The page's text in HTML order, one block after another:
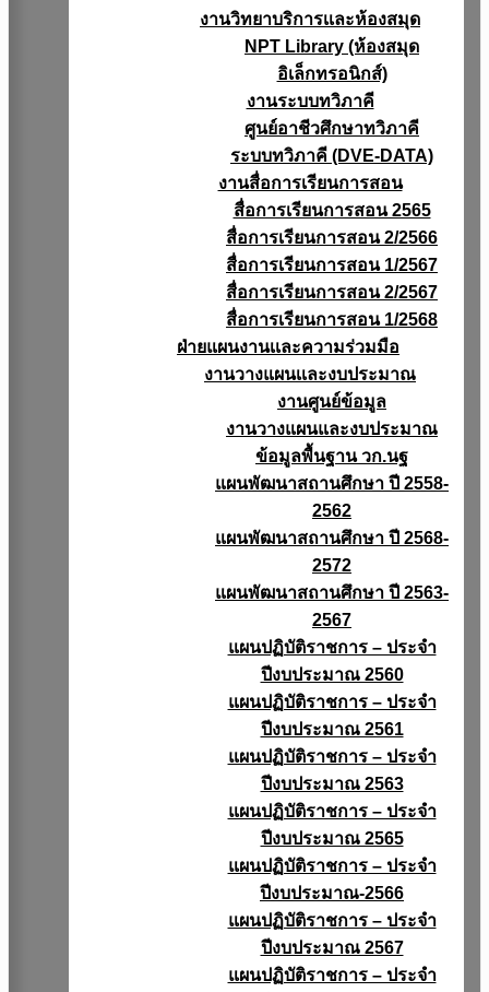
งานวิทยาบริการเเละห้องสมุด
NPT Library (ห้องสมุด
อิเล็กทรอนิกส์)
งานระบบทวิภาคี
ศูนย์อาชีวศึกษาทวิภาคี
ระบบทวิภาคี (DVE-DATA)
งานสื่อการเรียนการสอน
สื่อการเรียนการสอน 2565
สื่อการเรียนการสอน 2/2566
สื่อการเรียนการสอน 1/2567
สื่อการเรียนการสอน 2/2567
สื่อการเรียนการสอน 1/2568
ฝ่ายแผนงานเเละความร่วมมือ
งานวางแผนเเละงบประมาณ
งานศูนย์ข้อมูล
งานวางแผนและงบประมาณ
ข้อมูลพื้นฐาน วก.นฐ
แผนพัฒนาสถานศึกษา ปี 2558-
2562
แผนพัฒนาสถานศึกษา ปี 2568-
2572
แผนพัฒนาสถานศึกษา ปี 2563-
2567
แผนปฏิบัติราชการ – ประจำ
ปีงบประมาณ 2560
แผนปฏิบัติราชการ – ประจำ
ปีงบประมาณ 2561
แผนปฏิบัติราชการ – ประจำ
ปีงบประมาณ 2563
แผนปฏิบัติราชการ – ประจำ
ปีงบประมาณ 2565
แผนปฏิบัติราชการ – ประจำ
ปีงบประมาณ-2566
แผนปฏิบัติราชการ – ประจำ
ปีงบประมาณ 2567
แผนปฏิบัติราชการ – ประจำ